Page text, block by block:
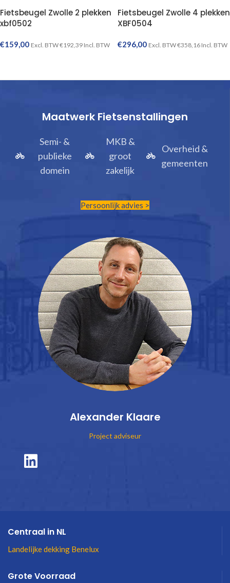
Fietsbeugel Zwolle 2 plekken
xbf0502
€159,00 Excl. BTW€192,39 Incl. BTW
Fietsbeugel Zwolle 4 plekken
XBF0504
€296,00 Excl. BTW€358,16 Incl. BTW
Maatwerk Fietsenstallingen
Semi- &
publieke
domein
MKB &
groot
zakelijk
Overheid &
gemeenten
Persoonlijk advies >
Alexander Klaare
Project adviseur
Centraal in NL
Landelijke dekking Benelux
Grote Voorraad